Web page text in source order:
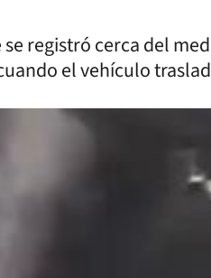
registró cerca del
el vehículo